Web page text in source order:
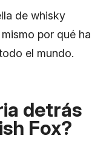
de whisky
por qué ha
el mundo.
detrás
Fox?